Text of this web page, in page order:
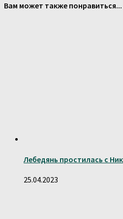
Вам может также понравиться...
Лебедянь простилась с
25.04.2023